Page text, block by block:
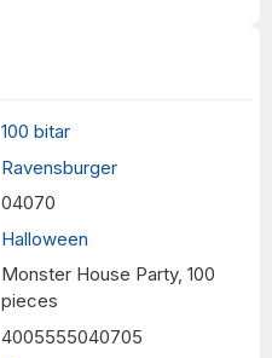
100 bitar
Ravensburger
04070
Halloween
Monster House Party, 100
pieces
4005555040705